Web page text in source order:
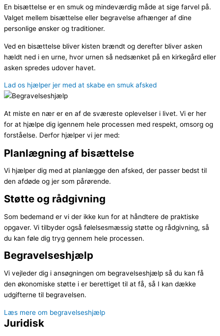
En bisættelse er en smuk og mindeværdig måde at sige farvel på.
Valget mellem bisættelse eller begravelse afhænger af dine
personlige ønsker og traditioner.
Ved en bisættelse bliver kisten brændt og derefter bliver asken
hældt ned i en urne, hvor urnen så nedsænket på en kirkegård eller
asken spredes udover havet.
Lad os hjælper jer med at skabe en smuk afsked
At miste en nær er en af de sværeste oplevelser i livet. Vi er her
for at hjælpe dig igennem hele processen med respekt, omsorg og
forståelse. Derfor hjælper vi jer med:
Planlægning af bisættelse
Vi hjælper dig med at planlægge den afsked, der passer bedst til
den afdøde og jer som pårørende.
Støtte og rådgivning
Som bedemand er vi der ikke kun for at håndtere de praktiske
opgaver. Vi tilbyder også følelsesmæssig støtte og rådgivning, så
du kan føle dig tryg gennem hele processen.
Begravelseshjælp
Vi vejleder dig i ansøgningen om begravelseshjælp så du kan få
den økonomiske støtte i er berettiget til at få, så I kan dække
udgifterne til begravelsen.
Læs mere om begravelseshjælp
Juridisk